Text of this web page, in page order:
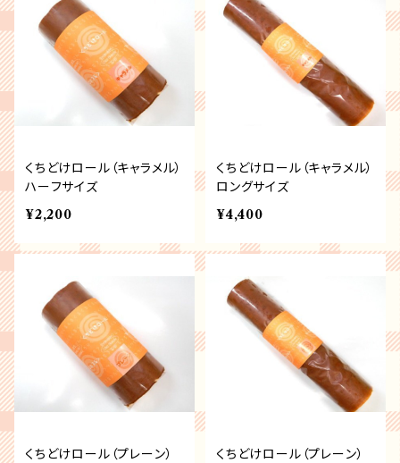
くちどけロール（キャラメル）
ハーフサイズ
¥2,200
くちどけロール（キャラメル）
ロングサイズ
¥4,400
くちどけロール（プレーン）
くちどけロール（プレーン）